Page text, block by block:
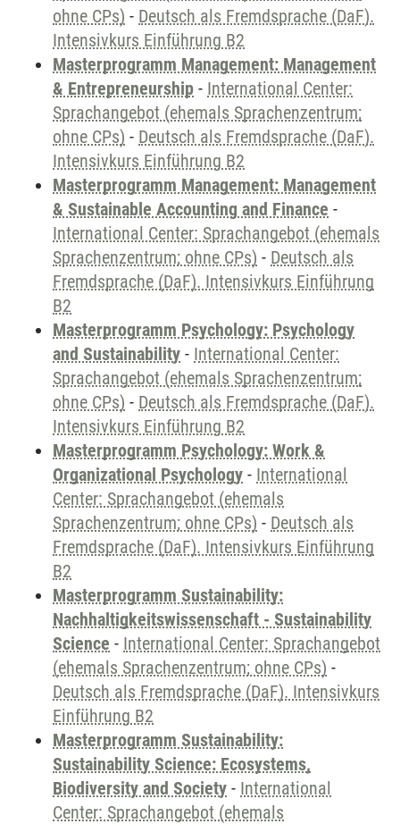
ohne CPs) - Deutsch als Fremdsprache (DaF).
Intensivkurs Einführung B2
Masterprogramm Management: Management
& Entrepreneurship - International Center:
Sprachangebot (ehemals Sprachenzentrum;
ohne CPs) - Deutsch als Fremdsprache (DaF).
Intensivkurs Einführung B2
Masterprogramm Management: Management
& Sustainable Accounting and Finance -
International Center: Sprachangebot (ehemals
Sprachenzentrum; ohne CPs) - Deutsch als
Fremdsprache (DaF). Intensivkurs Einführung
B2
Masterprogramm Psychology: Psychology
and Sustainability - International Center:
Sprachangebot (ehemals Sprachenzentrum;
ohne CPs) - Deutsch als Fremdsprache (DaF).
Intensivkurs Einführung B2
Masterprogramm Psychology: Work &
Organizational Psychology - International
Center: Sprachangebot (ehemals
Sprachenzentrum; ohne CPs) - Deutsch als
Fremdsprache (DaF). Intensivkurs Einführung
B2
Masterprogramm Sustainability:
Nachhaltigkeitswissenschaft - Sustainability
Science - International Center: Sprachangebot
(ehemals Sprachenzentrum; ohne CPs) -
Deutsch als Fremdsprache (DaF). Intensivkurs
Einführung B2
Masterprogramm Sustainability:
Sustainability Science: Ecosystems,
Biodiversity and Society - International
Center: Sprachangebot (ehemals